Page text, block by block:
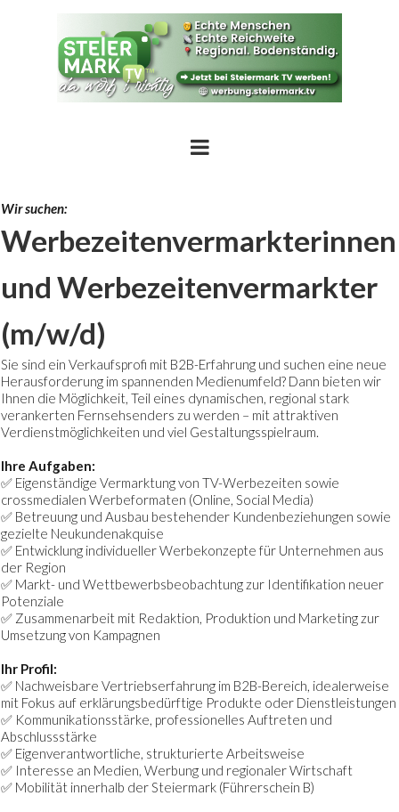
Wir suchen:
Werbezeitenvermarkterinnen
und Werbezeitenvermarkter
(m/w/d)
Sie sind ein Verkaufsprofi mit B2B-Erfahrung und suchen eine neue
Herausforderung im spannenden Medienumfeld? Dann bieten wir
Ihnen die Möglichkeit, Teil eines dynamischen, regional stark
verankerten Fernsehsenders zu werden – mit attraktiven
Verdienstmöglichkeiten und viel Gestaltungsspielraum.
Ihre Aufgaben:
✅ Eigenständige Vermarktung von TV-Werbezeiten sowie
crossmedialen Werbeformaten (Online, Social Media)
✅ Betreuung und Ausbau bestehender Kundenbeziehungen sowie
gezielte Neukundenakquise
✅ Entwicklung individueller Werbekonzepte für Unternehmen aus
der Region
✅ Markt- und Wettbewerbsbeobachtung zur Identifikation neuer
Potenziale
✅ Zusammenarbeit mit Redaktion, Produktion und Marketing zur
Umsetzung von Kampagnen
Ihr Profil:
✅ Nachweisbare Vertriebserfahrung im B2B-Bereich, idealerweise
mit Fokus auf erklärungsbedürftige Produkte oder Dienstleistungen
✅ Kommunikationsstärke, professionelles Auftreten und
Abschlussstärke
✅ Eigenverantwortliche, strukturierte Arbeitsweise
✅ Interesse an Medien, Werbung und regionaler Wirtschaft
✅ Mobilität innerhalb der Steiermark (Führerschein B)